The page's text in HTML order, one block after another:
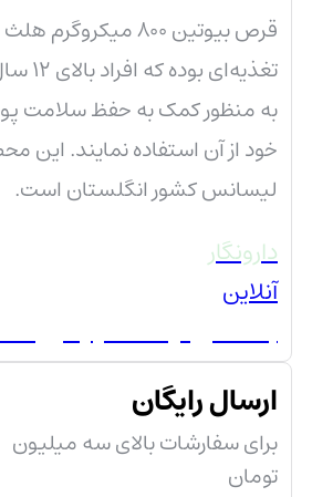
قرص بیوتین ۸۰۰
به منظور کمک به حفظ سلامت
خود از آن استفاده نمایند. این
لیسانس کشور انگلستان است.
دارونگار
آنلاین
به مشاوره و كمك نياز داری ؟
ارسال رایگان
برای سفارشات بالای سه میلیون
تومان